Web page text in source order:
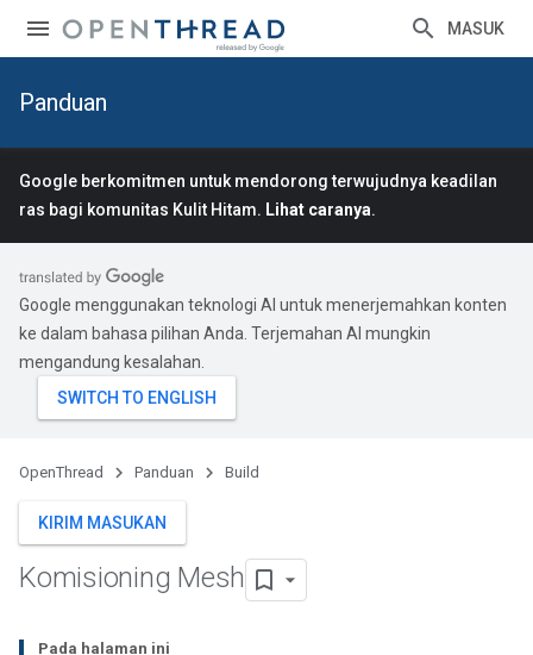
MASUK
Panduan
Google berkomitmen untuk mendorong terwujudnya keadilan
ras bagi komunitas Kulit Hitam. Lihat caranya.
Google menggunakan teknologi AI untuk menerjemahkan konten
ke dalam bahasa pilihan Anda. Terjemahan AI mungkin
mengandung kesalahan.
OpenThread Panduan Build
KIRIM MASUKAN
Komisioning Mesh
Pada halaman ini